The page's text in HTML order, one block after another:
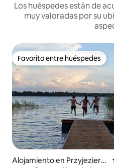
Los huéspedes están de
muy valoradas por su
Favorito entre huéspedes
Favorito entre huéspedes
Alojamiento en Przyjezierz